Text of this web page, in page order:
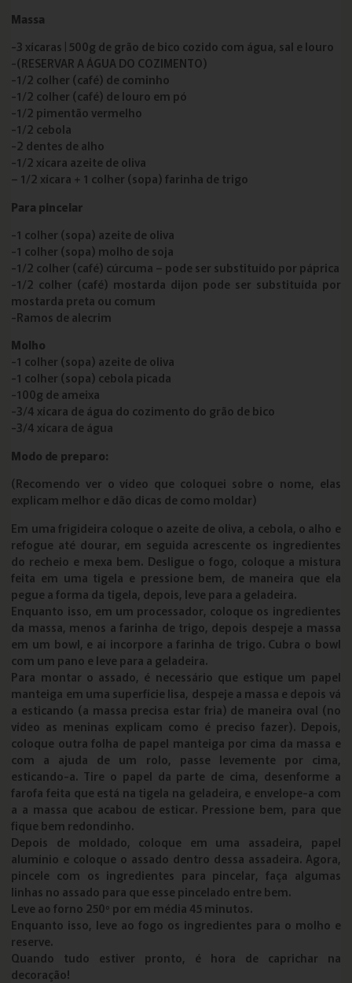
Massa
-3 xícaras | 500g de grão de bico cozido com água, sal e louro
-(RESERVAR A ÁGUA DO COZIMENTO)
-1/2 colher (café) de cominho
-1/2 colher (café) de louro em pó
-1/2 pimentão vermelho
-1/2 cebola
-2 dentes de alho
-1/2 xícara azeite de oliva
– 1/2 xícara + 1 colher (sopa) farinha de trigo
Para pincelar
-1 colher (sopa) azeite de oliva
-1 colher (sopa) molho de soja
-1/2 colher (café) cúrcuma – pode ser substituído por páprica
-1/2 colher (café) mostarda dijon pode ser substituída por
mostarda preta ou comum
-Ramos de alecrim
Molho
-1 colher (sopa) azeite de oliva
-1 colher (sopa) cebola picada
-100g de ameixa
-3/4 xícara de água do cozimento do grão de bico
-3/4 xícara de água
Modo de preparo:
(Recomendo ver o vídeo que coloquei sobre o nome, elas
explicam melhor e dão dicas de como moldar)
Em uma frigideira coloque o azeite de oliva, a cebola, o alho e
refogue até dourar, em seguida acrescente os ingredientes
do recheio e mexa bem. Desligue o fogo, coloque a mistura
feita em uma tigela e pressione bem, de maneira que ela
pegue a forma da tigela, depois, leve para a geladeira.
Enquanto isso, em um processador, coloque os ingredientes
da massa, menos a farinha de trigo, depois despeje a massa
em um bowl, e aí incorpore a farinha de trigo. Cubra o bowl
com um pano e leve para a geladeira.
Para montar o assado, é necessário que estique um papel
manteiga em uma superfície lisa, despeje a massa e depois vá
a esticando (a massa precisa estar fria) de maneira oval (no
vídeo as meninas explicam como é preciso fazer). Depois,
coloque outra folha de papel manteiga por cima da massa e
com a ajuda de um rolo, passe levemente por cima,
esticando-a. Tire o papel da parte de cima, desenforme a
farofa feita que está na tigela na geladeira, e envelope-a com
a a massa que acabou de esticar. Pressione bem, para que
fique bem redondinho.
Depois de moldado, coloque em uma assadeira, papel
alumínio e coloque o assado dentro dessa assadeira. Agora,
pincele com os ingredientes para pincelar, faça algumas
linhas no assado para que esse pincelado entre bem.
Leve ao forno 250º por em média 45 minutos.
Enquanto isso, leve ao fogo os ingredientes para o molho e
reserve.
Quando tudo estiver pronto, é hora de caprichar na
decoração!